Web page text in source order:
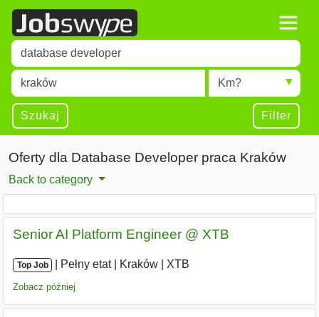
Title
Type 1 or more characters for results.
Miejscowość
Type 1 or more characters for results.
Radius
Szukaj Filter
Oferty dla Database Developer praca Kraków
Back to category
Senior AI Platform Engineer @ XTB
Top Job Pełny etat| Kraków XTB
Zobacz później